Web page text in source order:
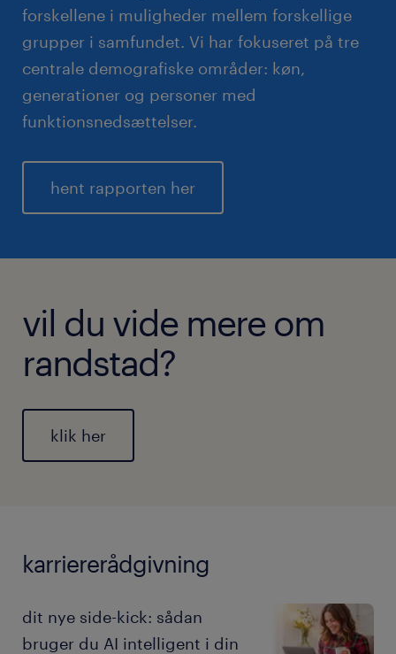
forskellene i muligheder mellem forskellige
grupper i samfundet. Vi har fokuseret på tre
centrale demografiske områder: køn,
generationer og personer med
funktionsnedsættelser.
hent rapporten her
vil du vide mere om
randstad?
klik her
karriererådgivning
dit nye side-kick: sådan
bruger du AI intelligent i din